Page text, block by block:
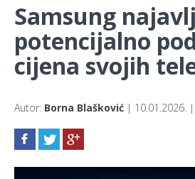
Samsung
potencijalno
cijena svojih
Autor: Borna Blašković | 10.01.2026. |